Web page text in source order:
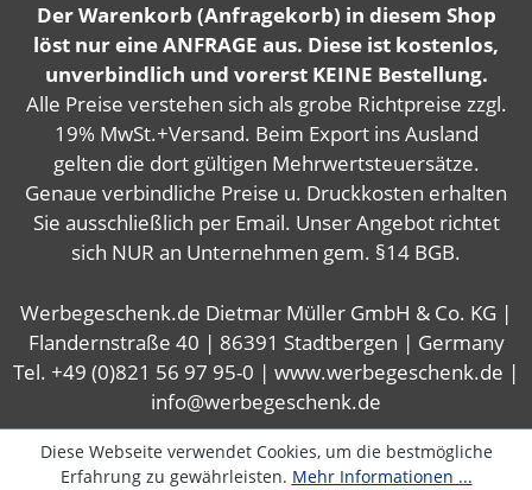
Der Warenkorb (Anfragekorb) in diesem Shop
löst nur eine ANFRAGE aus. Diese ist kostenlos,
unverbindlich und vorerst KEINE Bestellung.
Alle Preise verstehen sich als grobe Richtpreise zzgl.
19% MwSt.+Versand. Beim Export ins Ausland
gelten die dort gültigen Mehrwertsteuersätze.
Genaue verbindliche Preise u. Druckkosten erhalten
Sie ausschließlich per Email. Unser Angebot richtet
sich NUR an Unternehmen gem. §14 BGB.
Werbegeschenk.de Dietmar Müller GmbH & Co. KG |
Flandernstraße 40 | 86391 Stadtbergen | Germany
Tel. +49 (0)821 56 97 95-0 | www.werbegeschenk.de |
info@werbegeschenk.de
Diese Webseite verwendet Cookies, um die bestmögliche
Erfahrung zu gewährleisten. Mehr Informationen ...